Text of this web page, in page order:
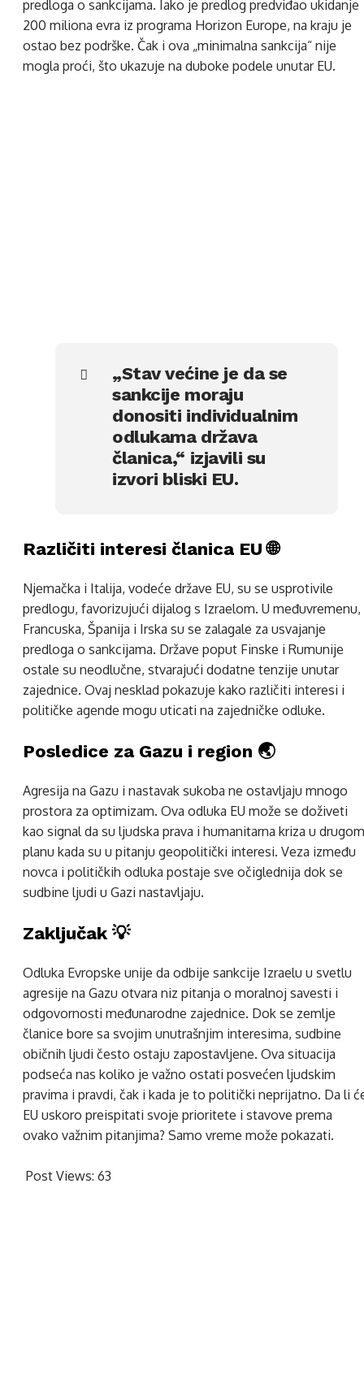
predloga o sankcijama. Iako je predlog predviđao ukidanje
200 miliona evra iz programa Horizon Europe, na kraju je
ostao bez podrške. Čak i ova „minimalna sankcija“ nije
mogla proći, što ukazuje na duboke podele unutar EU.
„Stav većine je da se
sankcije moraju
donositi individualnim
odlukama država
članica,“ izjavili su
izvori bliski EU.
Različiti interesi članica EU 🌐
Njemačka i Italija, vodeće države EU, su se usprotivile
predlogu, favorizujući dijalog s Izraelom. U međuvremenu,
Francuska, Španija i Irska su se zalagale za usvajanje
predloga o sankcijama. Države poput Finske i Rumunije
ostale su neodlučne, stvarajući dodatne tenzije unutar
zajednice. Ovaj nesklad pokazuje kako različiti interesi i
političke agende mogu uticati na zajedničke odluke.
Posledice za Gazu i region 🌏
Agresija na Gazu i nastavak sukoba ne ostavljaju mnogo
prostora za optimizam. Ova odluka EU može se doživeti
kao signal da su ljudska prava i humanitarna kriza u drugom
planu kada su u pitanju geopolitički interesi. Veza između
novca i političkih odluka postaje sve očiglednija dok se
sudbine ljudi u Gazi nastavljaju.
Zaključak 💡
Odluka Evropske unije da odbije sankcije Izraelu u svetlu
agresije na Gazu otvara niz pitanja o moralnoj savesti i
odgovornosti međunarodne zajednice. Dok se zemlje
članice bore sa svojim unutrašnjim interesima, sudbine
običnih ljudi često ostaju zapostavljene. Ova situacija
podseća nas koliko je važno ostati posvećen ljudskim
pravima i pravdi, čak i kada je to politički neprijatno. Da li
EU uskoro preispitati svoje prioritete i stavove prema
ovako važnim pitanjima? Samo vreme može pokazati.
Post Views: 63